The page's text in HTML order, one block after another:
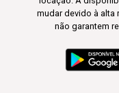
mudar devido à alta
não garantem